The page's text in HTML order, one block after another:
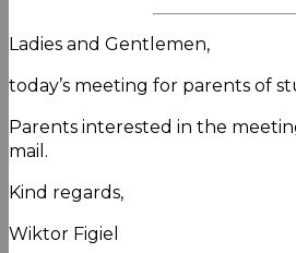
Ladies and Gentlemen,
today’s meeting for parents of
Parents interested in the
mail.
Kind regards,
Wiktor Figiel